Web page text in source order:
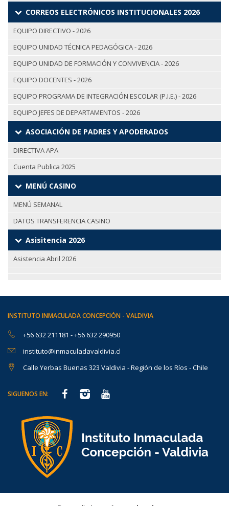
CORREOS ELECTRÓNICOS INSTITUCIONALES 2026
EQUIPO DIRECTIVO - 2026
EQUIPO UNIDAD TÉCNICA PEDAGÓGICA - 2026
EQUIPO UNIDAD DE FORMACIÓN Y CONVIVENCIA - 2026
EQUIPO DOCENTES - 2026
EQUIPO PROGRAMA DE INTEGRACIÓN ESCOLAR (P.I.E.) - 2026
EQUIPO JEFES DE DEPARTAMENTOS - 2026
ASOCIACIÓN DE PADRES Y APODERADOS
DIRECTIVA APA
Cuenta Publica 2025
MENÚ CASINO
MENÚ SEMANAL
DATOS TRANSFERENCIA CASINO
Asisitencia 2026
Asistencia Abril 2026
INSTITUTO INMACULADA CONCEPCIÓN - VALDIVIA
+56 632 211181 -+56 632 290950
instituto@inmaculadavaldivia.cl
Calle Yerbas Buenas 323 Valdivia - Región de los Ríos - Chile
SIGUENOS EN: